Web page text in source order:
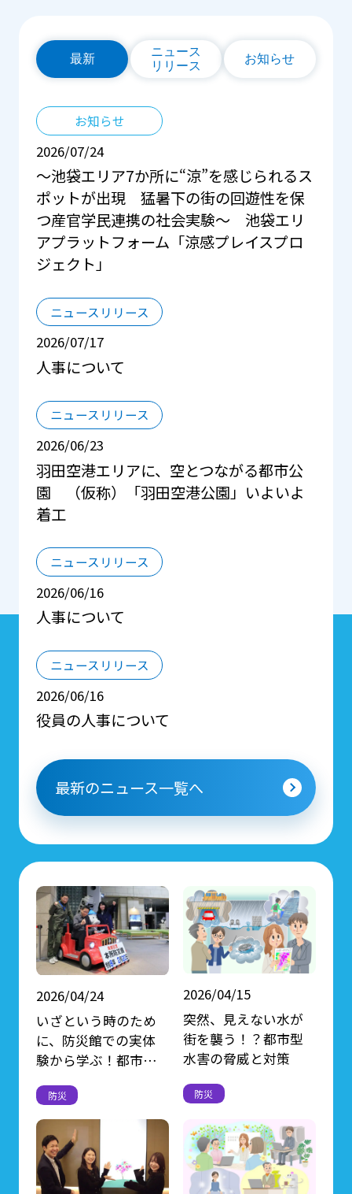
最新
ニュース
リリース
お知らせ
お知らせ
2026/07/24
～池袋エリア7か所に“涼”を感じられるス
ポットが出現 猛暑下の街の回遊性を保
つ産官学民連携の社会実験～ 池袋エリ
アプラットフォーム「涼感プレイスプロ
ジェクト」
ニュースリリース
2026/07/17
人事について
ニュースリリース
2026/06/23
羽田空港エリアに、空とつながる都市公
園 （仮称）「羽田空港公園」いよいよ
着工
ニュースリリース
2026/06/16
人事について
ニュースリリース
2026/06/16
役員の人事について
最新のニュース一覧へ
2026/04/24
いざという時のため
に、防災館での実体
験から学ぶ！都市型
防災
2026/04/15
突然、見えない水が
街を襲う！？都市型
水害の脅威と対策
防災